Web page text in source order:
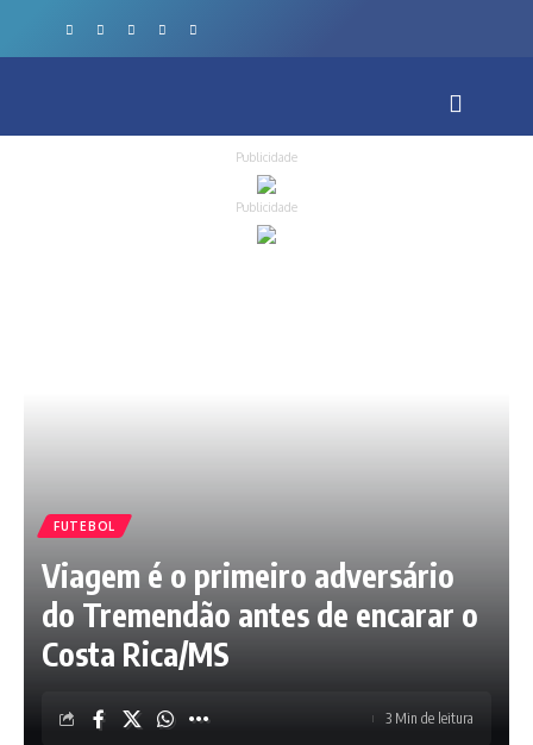
Publicidade
Publicidade
FUTEBOL
Viagem é o primeiro adversário
do Tremendão antes de encarar o
Costa Rica/MS
3 Min de leitura